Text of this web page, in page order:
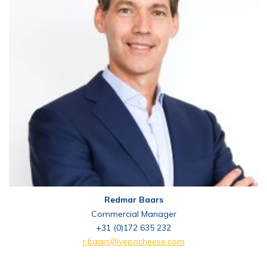
Redmar Baars
Commercial Manager
+31 (0)172 635 232
r.baars@vepocheese.com